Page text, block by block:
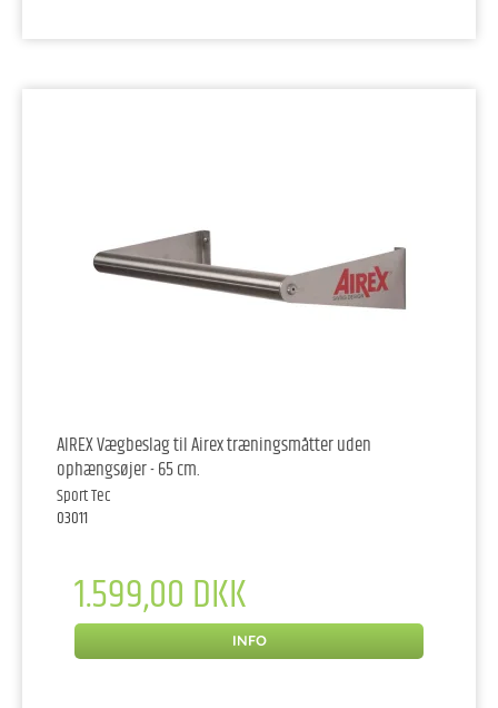
AIREX Vægbeslag til Airex træningsmåtter uden
ophængsøjer - 65 cm.
Sport Tec
03011
1.599,00 DKK
INFO